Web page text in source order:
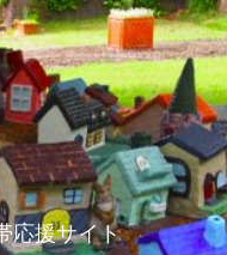
応援サイト